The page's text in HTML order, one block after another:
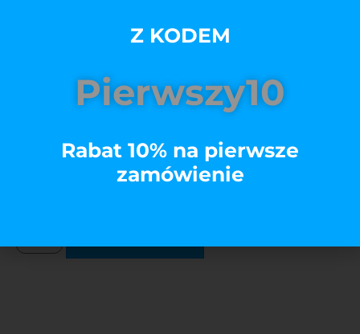
Kolory
Z KODEM
Pierwszy10
Rabat 10% na pierwsze
zamówienie